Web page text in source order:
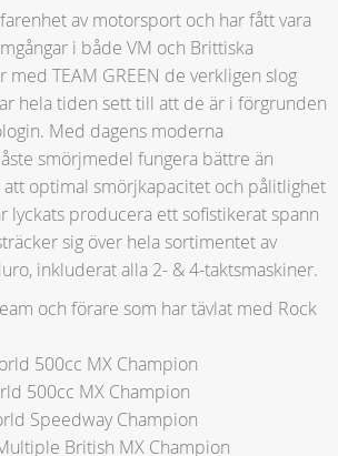
av motorsport och har fått vara
i både VM och Brittiska
med TEAM GREEN de verkligen slog
hela tiden sett till att de är i förgrunden
Med dagens moderna
smörjmedel fungera bättre än
att optimal smörjkapacitet och pålitlighet
lyckats producera ett sofistikerat spann
sig över hela sortimentet av
inkluderat alla 2- & 4-taktsmaskiner.
och förare som har tävlat med Rock
500cc MX Champion
500cc MX Champion
Speedway Champion
British MX Champion